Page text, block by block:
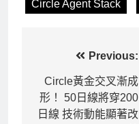
Circle Agent Stack
章
導
Previous:
Circle黃金交叉漸成
形！ 50日線將穿200
日線 技術動能顯著改